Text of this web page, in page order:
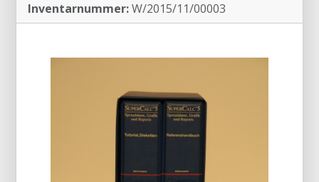
Inventarnummer:W/2015/11/00003